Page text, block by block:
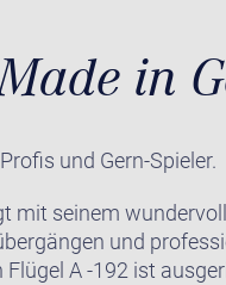
in
und Gern-Spieler.
mit seinem
und
A -192 ist